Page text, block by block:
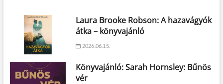
Laura Brooke Robson: A hazavágyók
átka – könyvajánló
2026.06.15.
Könyvajánló: Sarah Hornsley: Bűnös
vér